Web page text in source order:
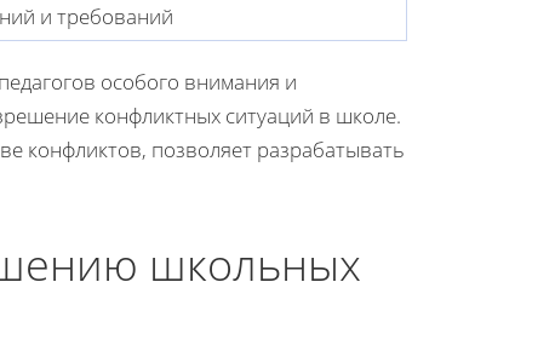
и требований
особого внимания и
конфликтных ситуаций в школе.
конфликтов, позволяет разрабатывать
школьных